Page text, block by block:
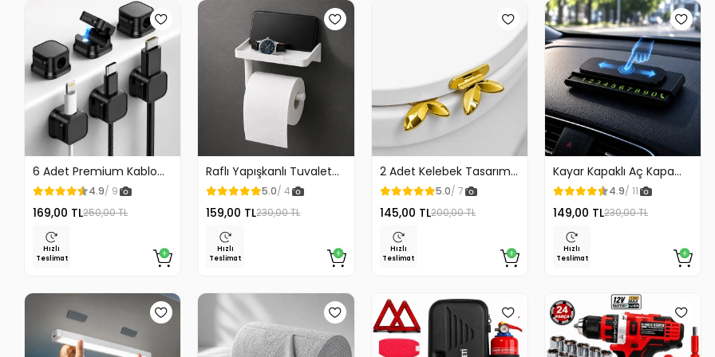
6 Adet Premium Kablo
Düzenleyici Kablo
Tutucu Mıknatıslı Kapak
Özellikli
4.9/ 9
169,00 TL250,00 TL
Hızlı
Teslimat
Raflı Yapışkanlı Tuvalet
Kağıdı Askılığı
5.0/ 4
159,00 TL230,00 TL
Hızlı
Teslimat
2 Adet Kelebek Tasarım
Klozet Kaldırma Aparatı
Gold Renk
5.0/ 7
145,00 TL200,00 TL
Hızlı
Teslimat
Kayar Kapaklı Aç Kapa
Araç Torpido Üstü
Fosforlu Numaratör Park
Numaratörü
4.9/ 11
149,00 TL230,00 TL
Hızlı
Teslimat